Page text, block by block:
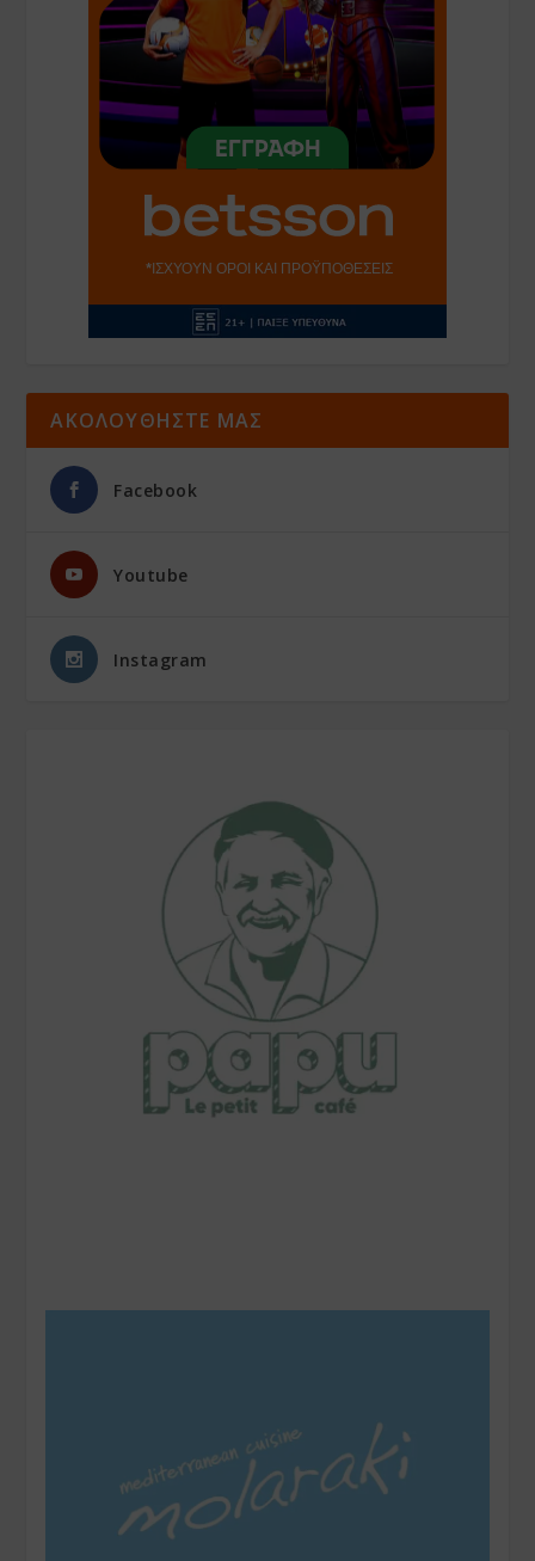
ΑΚΟΛΟΥΘΗΣΤΕ ΜΑΣ
Facebook
Youtube
Instagram